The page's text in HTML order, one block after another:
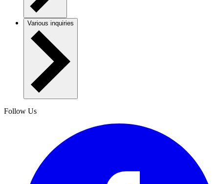
Various inquiries
Follow Us